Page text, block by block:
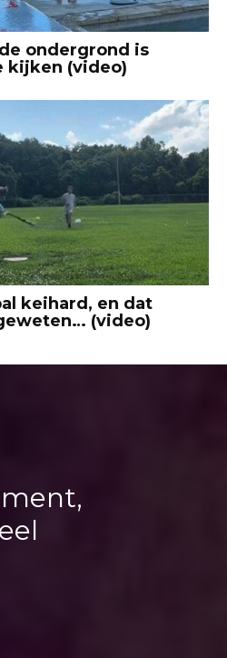
ondergrond is
kijken (video)
keihard, en dat
(video)